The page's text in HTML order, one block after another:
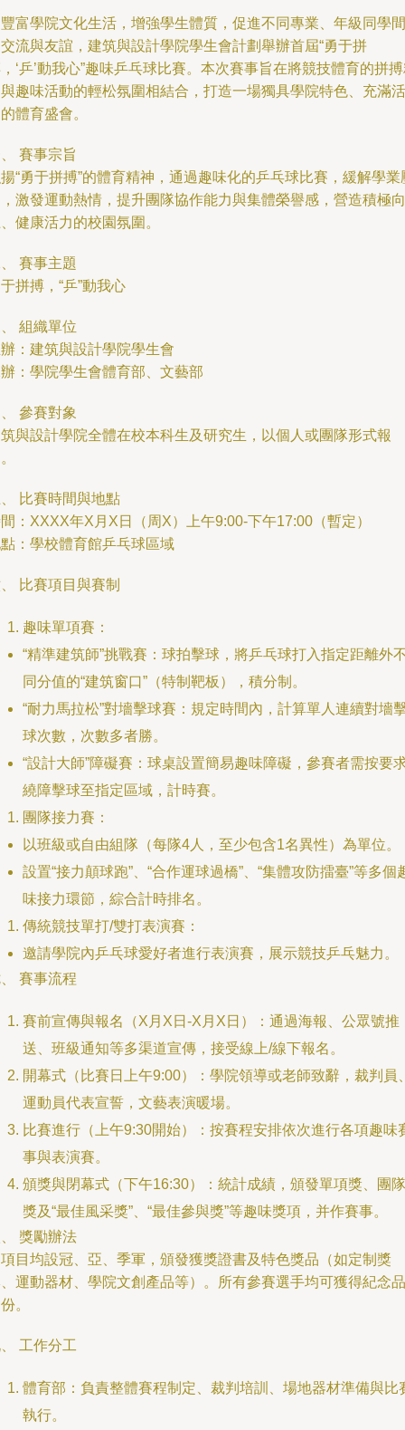
富學院文化生活，增強學生體質，促進不同專業、年級同學間
流與友誼，建筑與設計學院學生會計劃舉辦首屆“勇于拼
‘乒’動我心”趣味乒乓球比賽。本次賽事旨在將競技體育的拼
趣味活動的輕松氛圍相結合，打造一場獨具學院特色、充滿活
體育盛會。
賽事宗旨
“勇于拼搏”的體育精神，通過趣味化的乒乓球比賽，緩解學業
激發運動熱情，提升團隊協作能力與集體榮譽感，營造積極向
健康活力的校園氛圍。
賽事主題
拼搏，“乒”動我心
組織單位
：建筑與設計學院學生會
：學院學生會體育部、文藝部
參賽對象
與設計學院全體在校本科生及研究生，以個人或團隊形式報
比賽時間與地點
：XXXX年X月X日（周X）上午9:00-下午17:00（暫定）
：學校體育館乒乓球區域
比賽項目與賽制
趣味單項賽：
“精準建筑師”挑戰賽：球拍擊球，將乒乓球打入指定距離外
同分值的“建筑窗口”（特制靶板），積分制。
“耐力馬拉松”對墻擊球賽：規定時間內，計算單人連續對墻
球次數，次數多者勝。
“設計大師”障礙賽：球桌設置簡易趣味障礙，參賽者需按要
繞障擊球至指定區域，計時賽。
團隊接力賽：
以班級或自由組隊（每隊4人，至少包含1名異性）為單位。
設置“接力顛球跑”、“合作運球過橋”、“集體攻防擂臺”等多個
味接力環節，綜合計時排名。
傳統競技單打/雙打表演賽：
邀請學院內乒乓球愛好者進行表演賽，展示競技乒乓魅力。
賽事流程
賽前宣傳與報名（X月X日-X月X日）：通過海報、公眾號推
送、班級通知等多渠道宣傳，接受線上/線下報名。
開幕式（比賽日上午9:00）：學院領導或老師致辭，裁判員
運動員代表宣誓，文藝表演暖場。
比賽進行（上午9:30開始）：按賽程安排依次進行各項趣味
事與表演賽。
頒獎與閉幕式（下午16:30）：統計成績，頒發單項獎、團隊
獎及“最佳風采獎”、“最佳參與獎”等趣味獎項，并作賽事。
獎勵辦法
目均設冠、亞、季軍，頒發獲獎證書及特色獎品（如定制獎
運動器材、學院文創產品等）。所有參賽選手均可獲得紀念品
。
工作分工
體育部：負責整體賽程制定、裁判培訓、場地器材準備與比
執行。